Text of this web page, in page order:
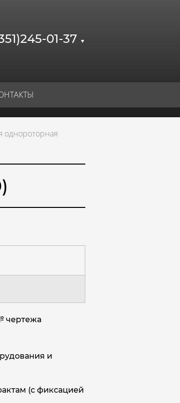
01-37 ▼
однороторная
чертежа
и
(с фиксацией